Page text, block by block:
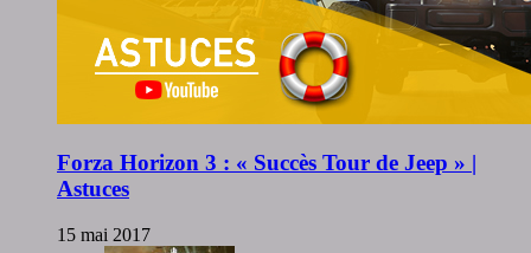
Forza Horizon 3 : « Succès Tour de Jeep » |
Astuces
15 mai 2017